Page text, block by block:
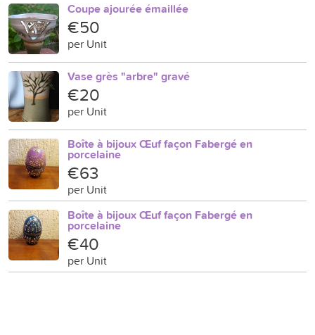
Coupe ajourée émaillée
€50
per Unit
Vase grès "arbre" gravé
€20
per Unit
Boîte à bijoux Œuf façon Fabergé en
porcelaine
€63
per Unit
Boîte à bijoux Œuf façon Fabergé en
porcelaine
€40
per Unit